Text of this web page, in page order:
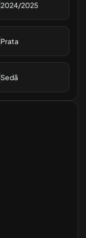
2024/2025
Prata
Sedã